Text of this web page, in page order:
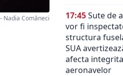
Nadia Comăneci
17:45Sute de
vor fi
structura
SUA
afecta
aeronavelor